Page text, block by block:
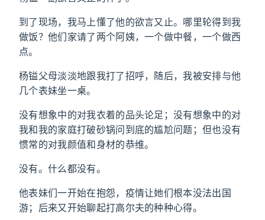
到了现场，我马上懂了他的欲言又止。哪里轮得到我
做饭？他们家请了两个阿姨，一个做中餐，一个做西
点。
杨镒父母淡淡地跟我打了招呼，随后，我被安排与他
几个表妹坐一桌。
没有想象中的对我衣着的品头论足；没有想象中的对
我和我的家庭打破砂锅问到底的尴尬问题；但也没有
惯常的对我颜值和身材的恭维。
没有。什么都没有。
他表妹们一开始在抱怨，疫情让她们根本没法出国
游；后来又开始聊起打高尔夫的种种心得。